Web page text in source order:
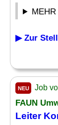
▶ Zur
NEU Job
FAUN
Leiter